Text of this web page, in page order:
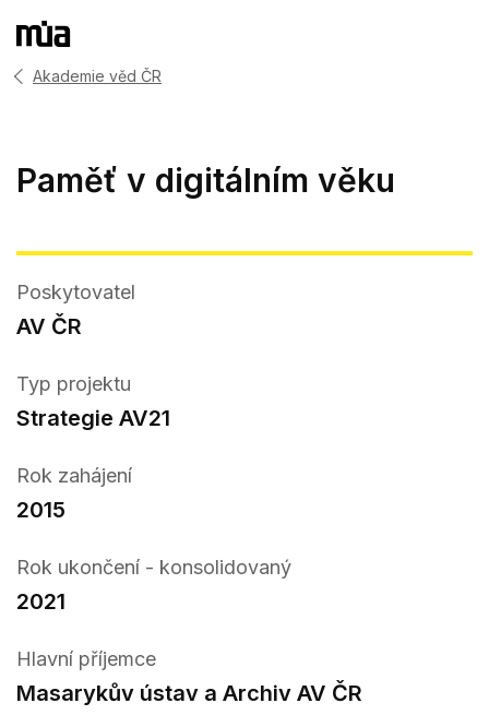
Akademie věd ČR
Paměť v digitálním věku
Poskytovatel
AV ČR
Typ projektu
Strategie AV21
Rok zahájení
2015
Rok ukončení - konsolidovaný
2021
Hlavní příjemce
Masarykův ústav a Archiv AV ČR